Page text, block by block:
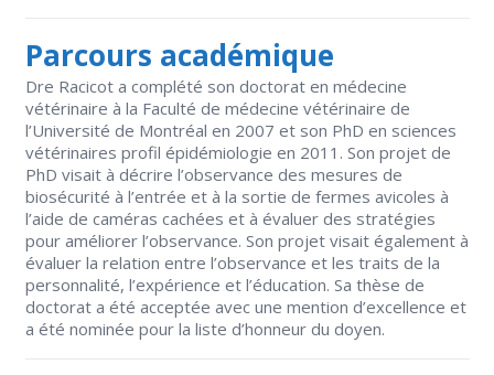
Parcours académique
Dre Racicot a complété son doctorat en médecine
vétérinaire à la Faculté de médecine vétérinaire de
l’Université de Montréal en 2007 et son PhD en sciences
vétérinaires profil épidémiologie en 2011. Son projet de
PhD visait à décrire l’observance des mesures de
biosécurité à l’entrée et à la sortie de fermes avicoles à
l’aide de caméras cachées et à évaluer des stratégies
pour améliorer l’observance. Son projet visait également à
évaluer la relation entre l’observance et les traits de la
personnalité, l’expérience et l’éducation. Sa thèse de
doctorat a été acceptée avec une mention d’excellence et
a été nominée pour la liste d’honneur du doyen.